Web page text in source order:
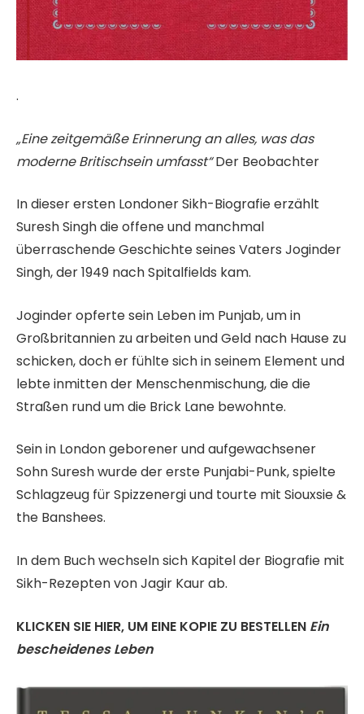
.
„Eine zeitgemäße Erinnerung an alles, was das
moderne Britischsein umfasst“Der Beobachter
In dieser ersten Londoner Sikh-Biografie erzählt
Suresh Singh die offene und manchmal
überraschende Geschichte seines Vaters Joginder
Singh, der 1949 nach Spitalfields kam.
Joginder opferte sein Leben im Punjab, um in
Großbritannien zu arbeiten und Geld nach Hause zu
schicken, doch er fühlte sich in seinem Element und
lebte inmitten der Menschenmischung, die die
Straßen rund um die Brick Lane bewohnte.
Sein in London geborener und aufgewachsener
Sohn Suresh wurde der erste Punjabi-Punk, spielte
Schlagzeug für Spizzenergi und tourte mit Siouxsie &
the Banshees.
In dem Buch wechseln sich Kapitel der Biografie mit
Sikh-Rezepten von Jagir Kaur ab.
KLICKEN SIE HIER, UM EINE KOPIE ZU BESTELLEN Ein
bescheidenes Leben